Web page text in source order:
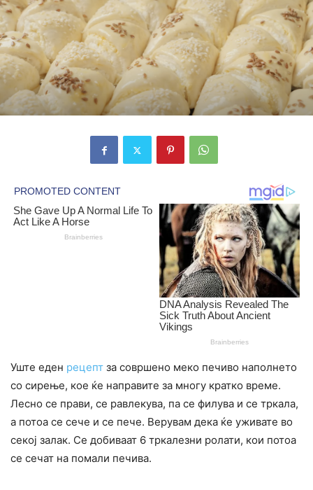
Уште еден рецепт за совршено меко печиво наполнето
со сирење, кое ќе направите за многу кратко време.
Лесно се прави, се равлекува, па се филува и се тркала,
а потоа се сече и се пече. Верувам дека ќе уживате во
секој залак. Се добиваат 6 тркалезни ролати, кои потоа
се сечат на помали печива.